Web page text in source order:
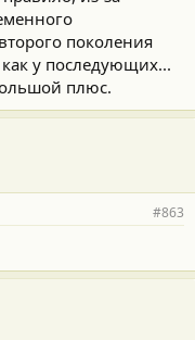
поколения
у последующих...
плюс.
#863